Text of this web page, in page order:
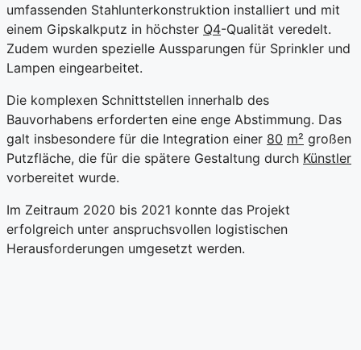
umfassenden Stahlunterkonstruktion installiert und mit
einem Gipskalkputz in höchster Q4-Qualität veredelt.
Zudem wurden spezielle Aussparungen für Sprinkler und
Lampen eingearbeitet.
Die komplexen Schnittstellen innerhalb des
Bauvorhabens erforderten eine enge Abstimmung. Das
galt insbesondere für die Integration einer 80 m² großen
Putzfläche, die für die spätere Gestaltung durch Künstler
vorbereitet wurde.
Im Zeitraum 2020 bis 2021 konnte das Projekt
erfolgreich unter anspruchsvollen logistischen
Herausforderungen umgesetzt werden.